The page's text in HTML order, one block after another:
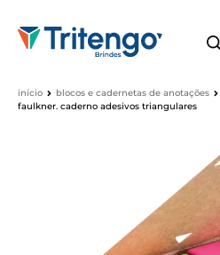
início
blocos e cadernetas de anotações
faulkner. caderno adesivos triangulares